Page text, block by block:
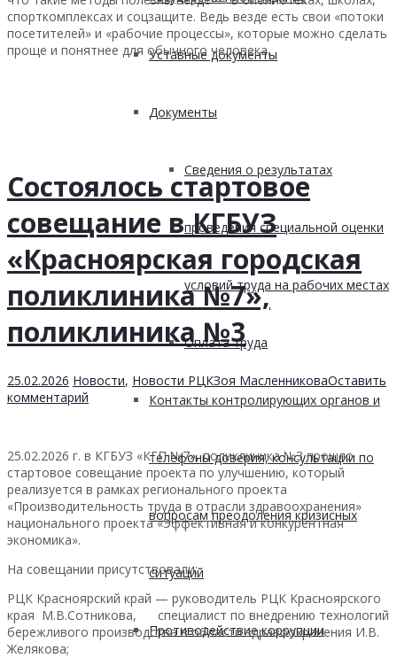
Уставные документы
Документы
Сведения о результатах
проведения специальной оценки
условий труда на рабочих местах
Оплата труда
Контакты контролирующих органов и
телефоны доверия, консультации по
вопросам преодоления кризисных
ситуаций
Противодействие коррупции
спорткомплексах и соцзащите. Ведь везде есть свои «потоки
посетителей» и «рабочие процессы», которые можно сделать
проще и понятнее для обычного человека.
Состоялось стартовое
совещание в КГБУЗ
«Красноярская городская
поликлиника №7»,
поликлиника №3
25.02.2026 Новости, Новости РЦКЗоя МасленниковаОставить
комментарий
25.02.2026 г. в КГБУЗ «КГП №7», поликлиника №3 прошло
стартовое совещание проекта по улучшению, который
реализуется в рамках регионального проекта
«Производительность труда в отрасли здравоохранения»
национального проекта «Эффективная и конкурентная
экономика».
На совещании присутствовали:
РЦК Красноярский край — руководитель РЦК Красноярского
края М.В.Сотникова, специалист по внедрению технологий
бережливого производства в области здравоохранения И.В.
Желякова;